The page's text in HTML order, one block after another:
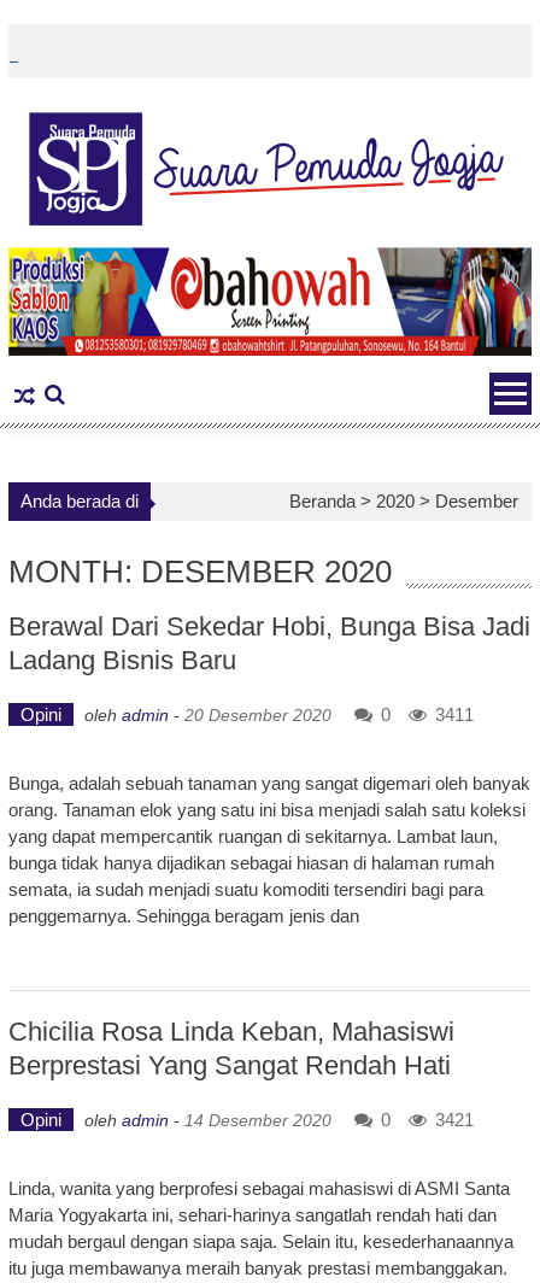
content
Anda berada di Beranda > 2020 > Desember
MONTH: DESEMBER 2020
Berawal Dari Sekedar Hobi, Bunga Bisa Jadi
Ladang Bisnis Baru
Opini oleh admin - 20 Desember 2020 0 3411
Bunga, adalah sebuah tanaman yang sangat digemari oleh banyak
orang. Tanaman elok yang satu ini bisa menjadi salah satu koleksi
yang dapat mempercantik ruangan di sekitarnya. Lambat laun,
bunga tidak hanya dijadikan sebagai hiasan di halaman rumah
semata, ia sudah menjadi suatu komoditi tersendiri bagi para
penggemarnya. Sehingga beragam jenis dan
Chicilia Rosa Linda Keban, Mahasiswi
Berprestasi Yang Sangat Rendah Hati
Opini oleh admin - 14 Desember 2020 0 3421
Linda, wanita yang berprofesi sebagai mahasiswi di ASMI Santa
Maria Yogyakarta ini, sehari-harinya sangatlah rendah hati dan
mudah bergaul dengan siapa saja. Selain itu, kesederhanaannya
itu juga membawanya meraih banyak prestasi membanggakan.